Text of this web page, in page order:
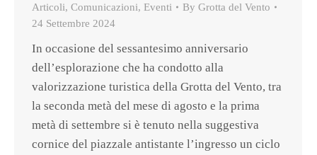
Articoli, Comunicazioni, Eventi By Grotta del Vento
24 Settembre 2024
In occasione del sessantesimo anniversario
dell’esplorazione che ha condotto alla
valorizzazione turistica della Grotta del Vento, tra
la seconda metà del mese di agosto e la prima
metà di settembre si è tenuto nella suggestiva
cornice del piazzale antistante l’ingresso un ciclo